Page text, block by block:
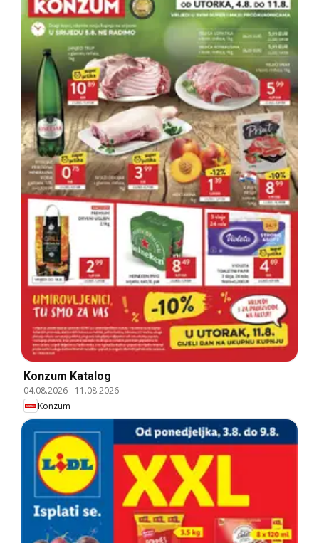
Konzum Katalog
04.08.2026- 11.08.2026
Konzum